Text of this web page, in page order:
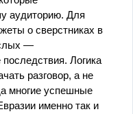
аудиторию. Для
о сверстниках в
—
Логика
разговор, а не
многие успешные
именно так и